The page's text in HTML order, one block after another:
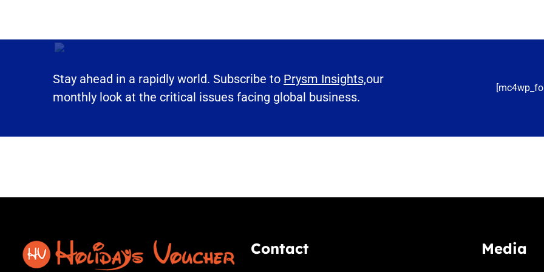
Stay ahead in a rapidly world. Subscribe to Prysm Insights,our
monthly look at the critical issues facing global business.
Contact Media